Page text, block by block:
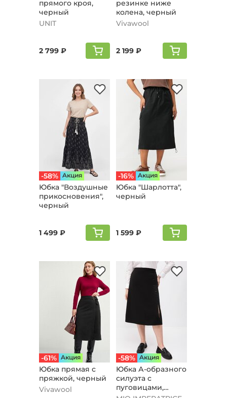
прямого кроя,
черный
UNIT
2 799 ₽
резинке ниже
колена, черный
Vivawool
2 199 ₽
-58% Aкция
Юбка "Воздушные
прикосновения",
черный
1 499 ₽
-16% Aкция
Юбка "Шарлотта",
черный
1 599 ₽
-61% Aкция
Юбка прямая с
пряжкой, черный
Vivawool
-58% Aкция
Юбка А-образного
силуэта с
пуговицами,